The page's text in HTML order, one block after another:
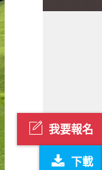
我要報名
下載